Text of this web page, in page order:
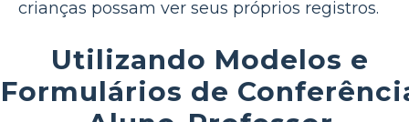
crianças possam ver seus próprios registros.
Utilizando Modelos e
Formulários de